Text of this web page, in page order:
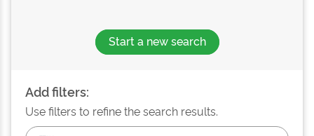
Start a new search
Add filters:
Use filters to refine the search results.